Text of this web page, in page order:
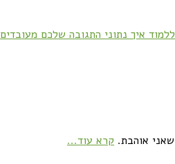
איך נתוני התגובה שלכם מעובדים
אוהבת. קרא עוד...